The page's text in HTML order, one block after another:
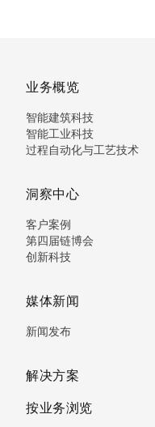
业务概览
智能建筑科技
智能工业科技
过程自动化与工艺技术
洞察中心
客户案例
第四届链博会
创新科技
媒体新闻
新闻发布
解决方案
按业务浏览